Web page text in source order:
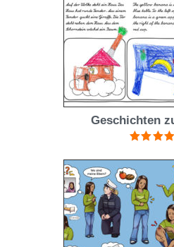
Geschichten
5.00von